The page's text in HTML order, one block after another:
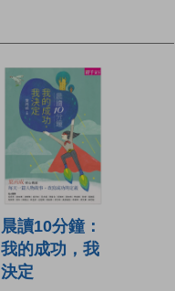
晨讀10分鐘：
我的成功，我
決定